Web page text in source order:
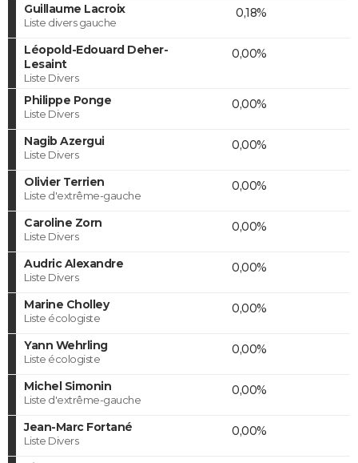
Guillaume Lacroix
Liste divers gauche
0,18%
Léopold-Edouard Deher-
Lesaint
Liste Divers
0,00%
Philippe Ponge
Liste Divers
0,00%
Nagib Azergui
Liste Divers
0,00%
Olivier Terrien
Liste d'extrême-gauche
0,00%
Caroline Zorn
Liste Divers
0,00%
Audric Alexandre
Liste Divers
0,00%
Marine Cholley
Liste écologiste
0,00%
Yann Wehrling
Liste écologiste
0,00%
Michel Simonin
Liste d'extrême-gauche
0,00%
Jean-Marc Fortané
Liste Divers
0,00%